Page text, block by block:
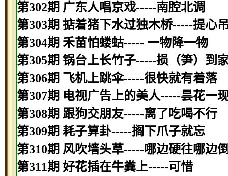
第302期 广东人唱京戏-----南腔北调
第303期 掂着猪下水过独木桥-----提心
第304期 禾苗怕蝼蛄----- 一物降一物
第305期 锅台上长竹子-----损（笋）到
第306期 飞机上跳伞-----很快就有着落
第307期 电视广告上的美人-----昙花一
第308期 跟狗交朋友-----离了吃喝不行
第309期 耗子算卦-----搁下爪子就忘
第310期 风吹墙头草-----哪边硬往哪边
第311期 好花插在牛粪上-----可惜